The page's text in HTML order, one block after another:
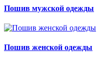
Пошив мужской одежды
Пошив женской одежды